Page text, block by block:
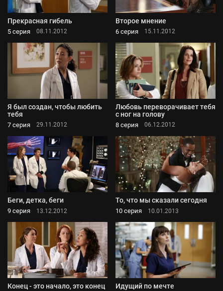
Прекрасная гибель
5 серия 08.11.2012
Второе мнение
6 серия 15.11.2012
Я был создан, чтобы любить
тебя
7 серия 29.11.2012
Любовь переворачивает тебя
с ног на голову
8 серия 06.12.2012
Беги, детка, беги
9 серия 13.12.2012
То, что мы сказали сегодня
10 серия 10.01.2013
Конец - это начало, это конец Идущий по мечте